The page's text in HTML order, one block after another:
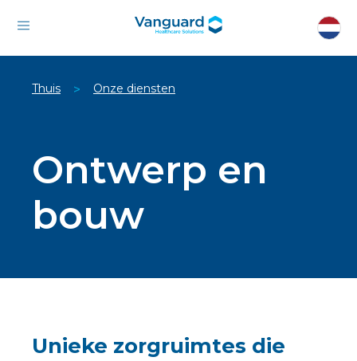
Thuis > Onze diensten
Ontwerp en
bouw
Unieke zorgruimtes die